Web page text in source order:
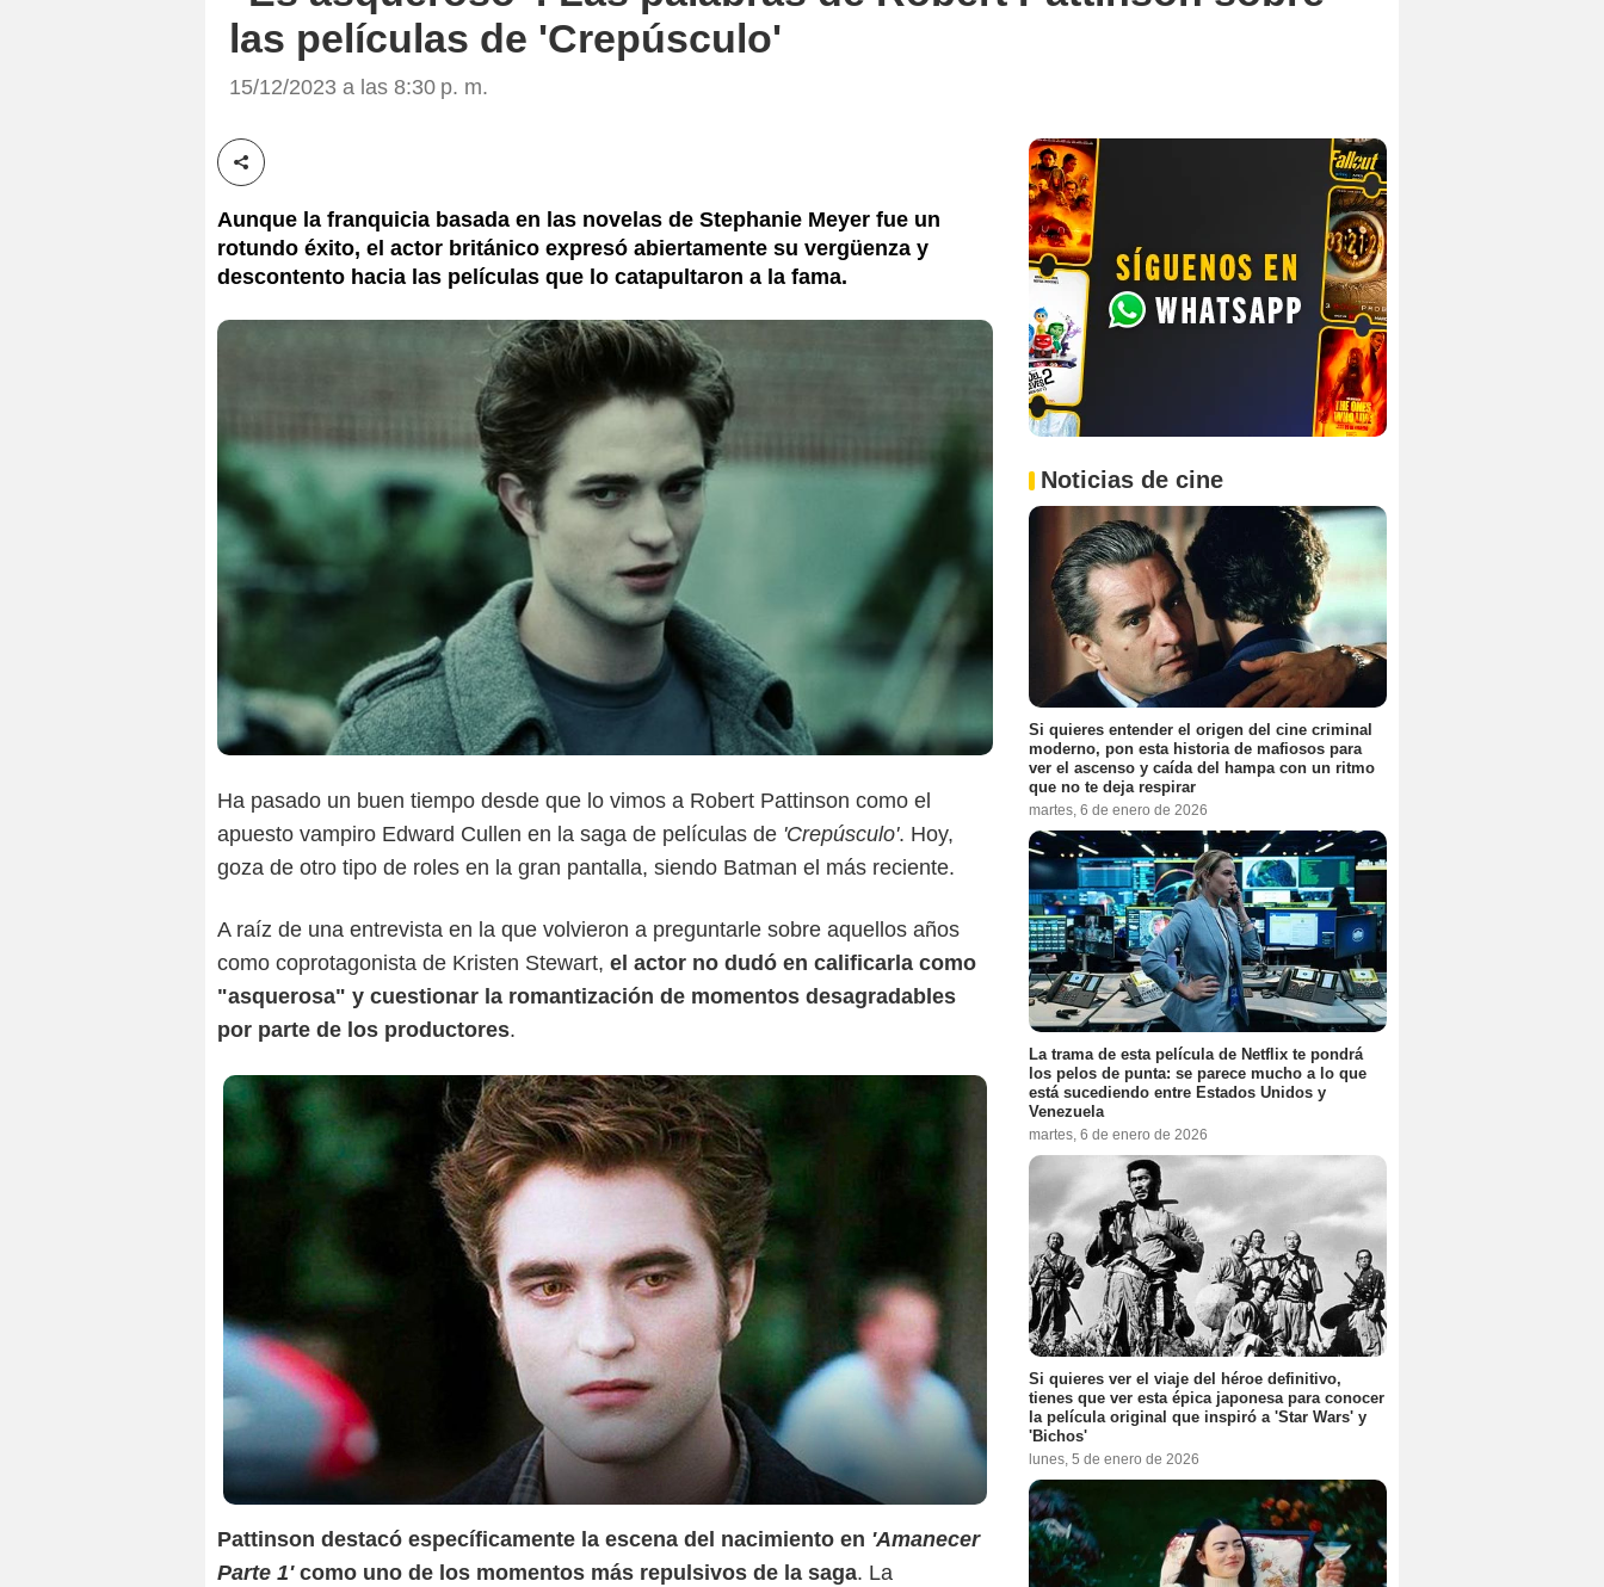
las películas de 'Crepúsculo'
15/12/2023 a las 8:30 p. m.
Compartir esta noticia
Aunque la franquicia basada en las novelas de Stephanie Meyer fue un
rotundo éxito, el actor británico expresó abiertamente su vergüenza y
descontento hacia las películas que lo catapultaron a la fama.
Ha pasado un buen tiempo desde que lo vimos a Robert Pattinson como el
apuesto vampiro Edward Cullen en la saga de películas de 'Crepúsculo'. Hoy,
goza de otro tipo de roles en la gran pantalla, siendo Batman el más reciente.
A raíz de una entrevista en la que volvieron a preguntarle sobre aquellos años
como coprotagonista de Kristen Stewart, el actor no dudó en calificarla como
"asquerosa" y cuestionar la romantización de momentos desagradables
por parte de los productores.
Summit Entertainment
Pattinson destacó específicamente la escena del nacimiento en 'Amanecer
Parte 1' como uno de los momentos más repulsivos de la saga. La
Summit Entertainment
Noticias de cine
Si quieres entender el origen del cine criminal
moderno, pon esta historia de mafiosos para
ver el ascenso y caída del hampa con un ritmo
que no te deja respirar
martes, 6 de enero de 2026
La trama de esta película de Netflix te pondrá
los pelos de punta: se parece mucho a lo que
está sucediendo entre Estados Unidos y
Venezuela
martes, 6 de enero de 2026
Si quieres ver el viaje del héroe definitivo,
tienes que ver esta épica japonesa para conocer
la película original que inspiró a 'Star Wars' y
'Bichos'
lunes, 5 de enero de 2026